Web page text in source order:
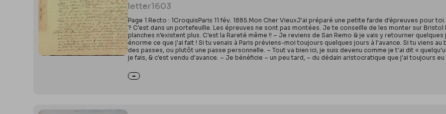
letter1603
Page 1 Recto : 1CroquisParis 11 fév. 1885.Mon Cher VieuxJ'ai préparé une petite farde d'épreuves pour
? C'est dans un portefeuille. Les épreuves ne sont pas montées. Je te conseille de les monter sur Bristol
planches n’existent plus. C'est la Rareté même !! – Je reviens de San Remo & je vais y retourner
énorme ce que j'ai fait ! Si tu venais à Paris préviens-moi toujours quelques jours à l'avance. Si tu viens au
des passes, ou plutôt une passe personnelle. – Tout va bien ici, je suis devenu comme je t'ai dit «
je fais, & c'est vendu d'avance. – Je bénéficie – un peu tard, – du dédain aristocratique que j'ai toujours